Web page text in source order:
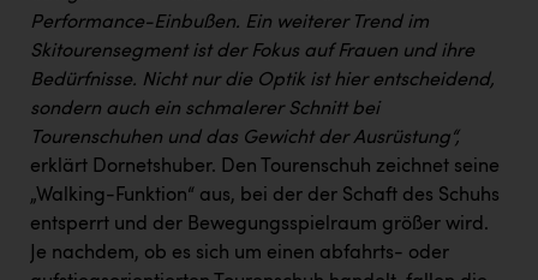
Performance-Einbußen. Ein weiterer Trend im
Skitourensegment ist der Fokus auf Frauen und ihre
Bedürfnisse. Nicht nur die Optik ist hier entscheidend,
sondern auch ein schmalerer Schnitt bei
Tourenschuhen und das Gewicht der Ausrüstung“,
erklärt Dornetshuber. Den Tourenschuh zeichnet seine
„Walking-Funktion“ aus, bei der der Schaft des Schuhs
entsperrt und der Bewegungsspielraum größer wird.
Je nachdem, ob es sich um einen abfahrts- oder